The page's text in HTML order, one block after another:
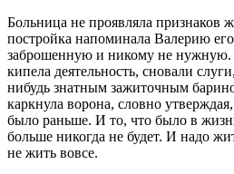
Больница не проявляла признаков
постройка напоминала Валерию
заброшенную и никому не нужную.
кипела деятельность, сновали
нибудь знатным зажиточным
каркнула ворона, словно
было раньше. И то, что было в
больше никогда не будет. И надо
не жить вовсе.